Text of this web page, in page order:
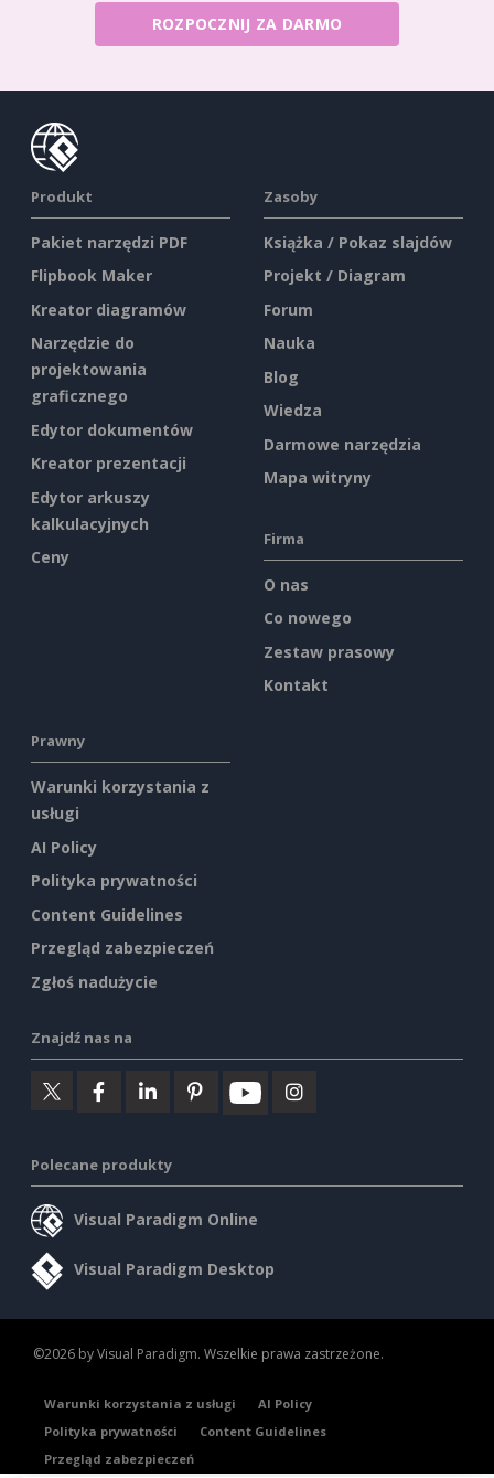
ROZPOCZNIJ ZA DARMO
Produkt
Pakiet narzędzi PDF
Flipbook Maker
Kreator diagramów
Narzędzie do
projektowania
graficznego
Edytor dokumentów
Kreator prezentacji
Edytor arkuszy
kalkulacyjnych
Ceny
Zasoby
Książka / Pokaz slajdów
Projekt / Diagram
Forum
Nauka
Blog
Wiedza
Darmowe narzędzia
Mapa witryny
Firma
O nas
Co nowego
Zestaw prasowy
Kontakt
Prawny
Warunki korzystania z
usługi
AI Policy
Polityka prywatności
Content Guidelines
Przegląd zabezpieczeń
Zgłoś nadużycie
Znajdź nas na
Polecane produkty
Visual Paradigm Online
Visual Paradigm Desktop
©2026 by Visual Paradigm. Wszelkie prawa zastrzeżone.
Warunki korzystania z usługi
AI Policy
Polityka prywatności
Content Guidelines
Przegląd zabezpieczeń